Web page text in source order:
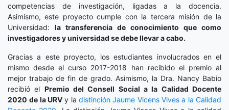
competencias de investigación, ligadas a la docencia.
Asimismo, este proyecto cumple con la tercera misión de la
Universidad: la transferencia de conocimiento que como
investigadores y universidad se debe llevar a cabo.
Gracias a este proyecto, los estudiantes involucrados en el
mismo desde el curso 2017-2018 han recibido el premio al
mejor trabajo de fin de grado. Asimismo, la Dra. Nancy Babio
recibió el Premio del Consell Social a la Calidad Docente
2020 de la URV y ladistinción Jaume Vicens Vives a la Calidad